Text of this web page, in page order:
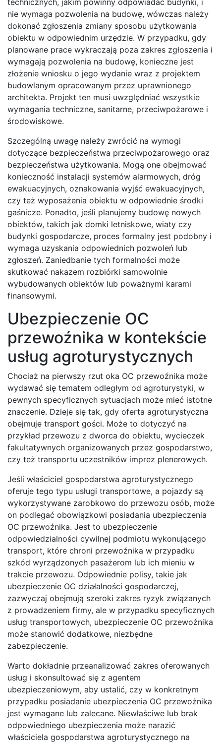
nie wymaga pozwolenia na budowę, wówczas należy
dokonać zgłoszenia zmiany sposobu użytkowania
obiektu w odpowiednim urzędzie. W przypadku, gdy
planowane prace wykraczają poza zakres zgłoszenia i
wymagają pozwolenia na budowę, konieczne jest
złożenie wniosku o jego wydanie wraz z projektem
budowlanym opracowanym przez uprawnionego
architekta. Projekt ten musi uwzględniać wszystkie
wymagania techniczne, sanitarne, przeciwpożarowe i
środowiskowe.
Szczególną uwagę należy zwrócić na wymogi
dotyczące bezpieczeństwa przeciwpożarowego oraz
bezpieczeństwa użytkowania. Mogą one obejmować
konieczność instalacji systemów alarmowych, dróg
ewakuacyjnych, oznakowania wyjść ewakuacyjnych,
czy też wyposażenia obiektu w odpowiednie środki
gaśnicze. Ponadto, jeśli planujemy budowę nowych
obiektów, takich jak domki letniskowe, wiaty czy
budynki gospodarcze, proces formalny jest podobny i
wymaga uzyskania odpowiednich pozwoleń lub
zgłoszeń. Zaniedbanie tych formalności może
skutkować nakazem rozbiórki samowolnie
wybudowanych obiektów lub poważnymi karami
finansowymi.
Ubezpieczenie OC
przewoźnika w kontekście
usług agroturystycznych
Chociaż na pierwszy rzut oka OC przewoźnika może
wydawać się tematem odległym od agroturystyki, w
pewnych specyficznych sytuacjach może mieć istotne
znaczenie. Dzieje się tak, gdy oferta agroturystyczna
obejmuje transport gości. Może to dotyczyć na
przykład przewozu z dworca do obiektu, wycieczek
fakultatywnych organizowanych przez gospodarstwo,
czy też transportu uczestników imprez plenerowych.
Jeśli właściciel gospodarstwa agroturystycznego
oferuje tego typu usługi transportowe, a pojazdy są
wykorzystywane zarobkowo do przewozu osób, może
on podlegać obowiązkowi posiadania ubezpieczenia
OC przewoźnika. Jest to ubezpieczenie
odpowiedzialności cywilnej podmiotu wykonującego
transport, które chroni przewoźnika w przypadku
szkód wyrządzonych pasażerom lub ich mieniu w
trakcie przewozu. Odpowiednie polisy, takie jak
ubezpieczenie OC działalności gospodarczej,
zazwyczaj obejmują szeroki zakres ryzyk związanych
z prowadzeniem firmy, ale w przypadku specyficznych
usług transportowych, ubezpieczenie OC przewoźnika
może stanowić dodatkowe, niezbędne
zabezpieczenie.
Warto dokładnie przeanalizować zakres oferowanych
usług i skonsultować się z agentem
ubezpieczeniowym, aby ustalić, czy w konkretnym
przypadku posiadanie ubezpieczenia OC przewoźnika
jest wymagane lub zalecane. Niewłaściwe lub brak
odpowiedniego ubezpieczenia może narazić
właściciela gospodarstwa agroturystycznego na